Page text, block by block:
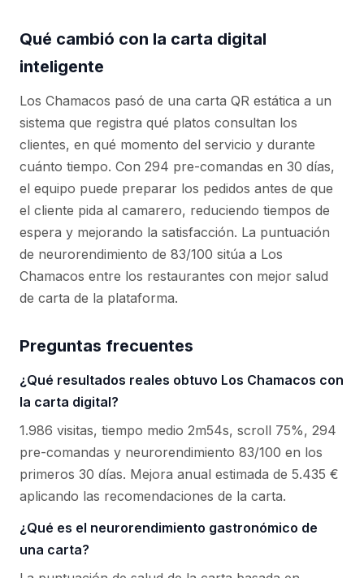
Qué cambió con la carta digital
inteligente
Los Chamacos pasó de una carta QR estática a un
sistema que registra qué platos consultan los
clientes, en qué momento del servicio y durante
cuánto tiempo. Con 294 pre-comandas en 30 días,
el equipo puede preparar los pedidos antes de que
el cliente pida al camarero, reduciendo tiempos de
espera y mejorando la satisfacción. La puntuación
de neurorendimiento de 83/100 sitúa a Los
Chamacos entre los restaurantes con mejor salud
de carta de la plataforma.
Preguntas frecuentes
¿Qué resultados reales obtuvo Los Chamacos con
la carta digital?
1.986 visitas, tiempo medio 2m54s, scroll 75%, 294
pre-comandas y neurorendimiento 83/100 en los
primeros 30 días. Mejora anual estimada de 5.435 €
aplicando las recomendaciones de la carta.
¿Qué es el neurorendimiento gastronómico de
una carta?